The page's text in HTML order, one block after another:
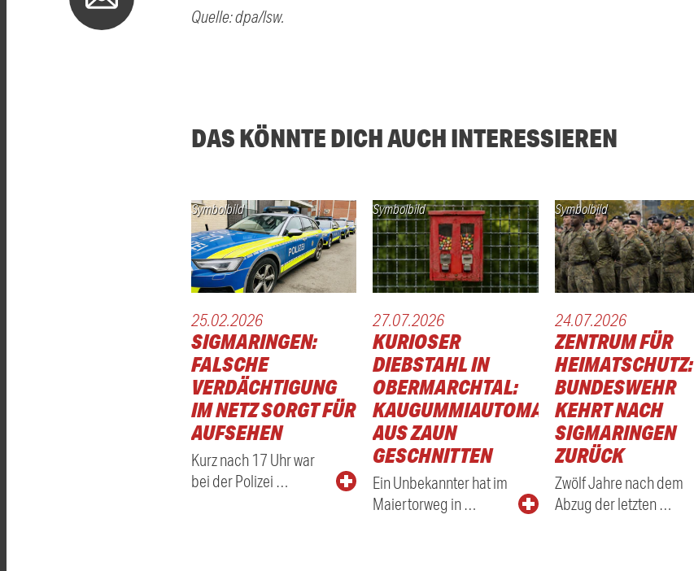
Quelle: dpa/lsw.
DAS KÖNNTE DICH AUCH INTERESSIEREN
Symbolbild
25.02.2026
SIGMARINGEN:
FALSCHE
VERDÄCHTIGUNG
IM NETZ SORGT FÜR
AUFSEHEN
Kurz nach 17 Uhr war
bei der Polizei …
Symbolbild
27.07.2026
KURIOSER
DIEBSTAHL IN
OBERMARCHTAL:
KAUGUMMIAUTOMAT
AUS ZAUN
GESCHNITTEN
Ein Unbekannter hat im
Maiertorweg in …
Symbolbild
24.07.2026
ZENTRUM FÜR
HEIMATSCHUTZ:
BUNDESWEHR
KEHRT NACH
SIGMARINGEN
ZURÜCK
Zwölf Jahre nach dem
Abzug der letzten …